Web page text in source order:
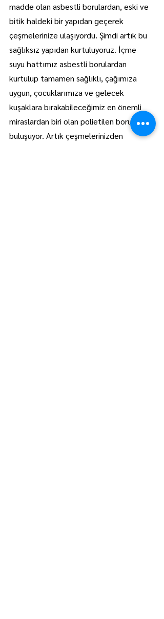
madde olan asbestli borulardan, eski ve
bitik haldeki bir yapıdan geçerek
çeşmelerinize ulaşıyordu. Şimdi artık bu
sağlıksız yapıdan kurtuluyoruz. İçme
suyu hattımız asbestli borulardan
kurtulup tamamen sağlıklı, çağımıza
uygun, çocuklarımıza ve gelecek
kuşaklara bırakabileceğimiz en önemli
miraslardan biri olan polietilen borularla
buluşuyor. Artık çeşmelerinizden